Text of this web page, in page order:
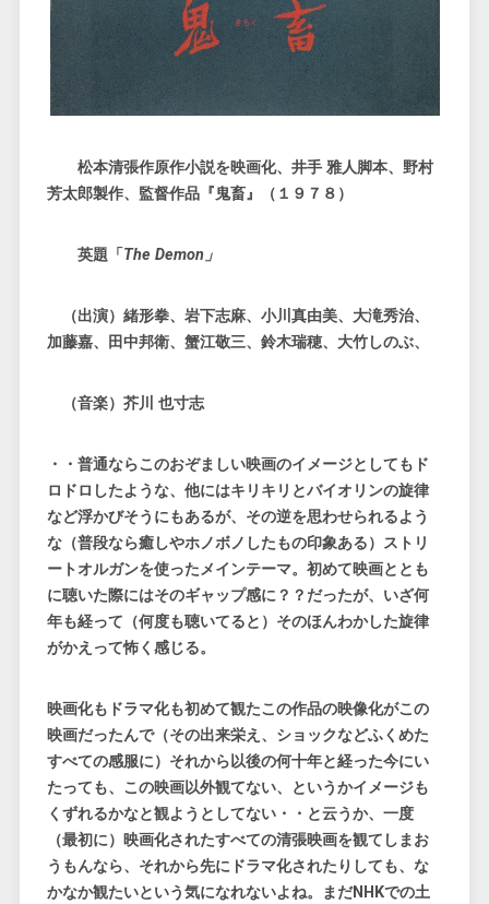
松本清張作原作小説を映画化、井手 雅人脚本、野村
芳太郎製作、監督作品『鬼畜』（１９７８）
英題「 The Demon」
（出演）緒形拳、岩下志麻、小川真由美、大滝秀治、
加藤嘉、田中邦衛、蟹江敬三、鈴木瑞穂、大竹しのぶ、
（音楽）芥川 也寸志
・・普通ならこのおぞましい映画のイメージとしてもド
ロドロしたような、他にはキリキリとバイオリンの旋律
など浮かびそうにもあるが、その逆を思わせられるよう
な（普段なら癒しやホノボノしたもの印象ある）ストリ
ートオルガンを使ったメインテーマ。初めて映画ととも
に聴いた際にはそのギャップ感に？？だったが、いざ何
年も経って（何度も聴いてると）そのほんわかした旋律
がかえって怖く感じる。
映画化もドラマ化も初めて観たこの作品の映像化がこの
映画だったんで（その出来栄え、ショックなどふくめた
すべての感服に）それから以後の何十年と経った今にい
たっても、この映画以外観てない、というかイメージも
くずれるかなと観ようとしてない・・と云うか、一度
（最初に）映画化されたすべての清張映画を観てしまお
うもんなら、それから先にドラマ化されたりしても、な
かなか観たいという気になれないよね。まだNHKでの土